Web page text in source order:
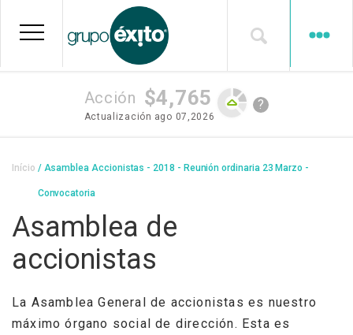
para
principal
Acción $4,765
Actualización ago 07,2026
?
Trilha
navegação
Início Asamblea Accionistas - 2018 - Reunión ordinaria 23 Marzo -
Convocatoria
Asamblea de
accionistas
La Asamblea General de accionistas es nuestro
máximo órgano social de dirección. Esta es